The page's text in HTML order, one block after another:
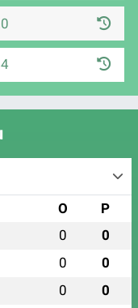
O P
0 0
0 0
0 0